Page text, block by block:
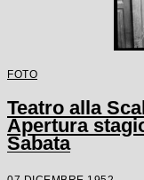
FOTO
Teatro alla
Apertura
Sabata